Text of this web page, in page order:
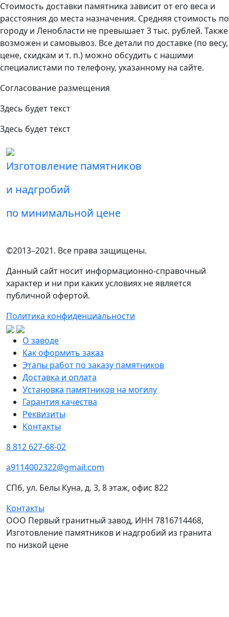
Стоимость доставки памятника зависит от его веса и
расстояния до места назначения. Средняя стоимость по
городу и Ленобласти не превышает 3 тыс. рублей. Также
возможен и самовывоз. Все детали по доставке (по весу,
цене, скидкам и т. п.) можно обсудить с нашими
специалистами по телефону, указанному на сайте.
Согласование размещения
Здесь будет текст
Здесь будет текст
Изготовление памятников
и надгробий
по минимальной цене
©2013–2021. Все права защищены.
Данный сайт носит информационно-справочный
характер и ни при каких условиях не является
публичной офертой.
Политика конфиденциальности
О заводе
Как оформить заказ
Этапы работ по заказу памятников
Доставка и оплата
Установка памятников на могилу
Гарантия качества
Реквизиты
Контакты
8 812 627-68-02
a9114002322@gmail.com
СПб, ул. Белы Куна, д. 3, 8 этаж, офис 822
Контакты
ООО Первый гранитный завод, ИНН 7816714468,
Изготовление памятников и надгробий из гранита
по низкой цене